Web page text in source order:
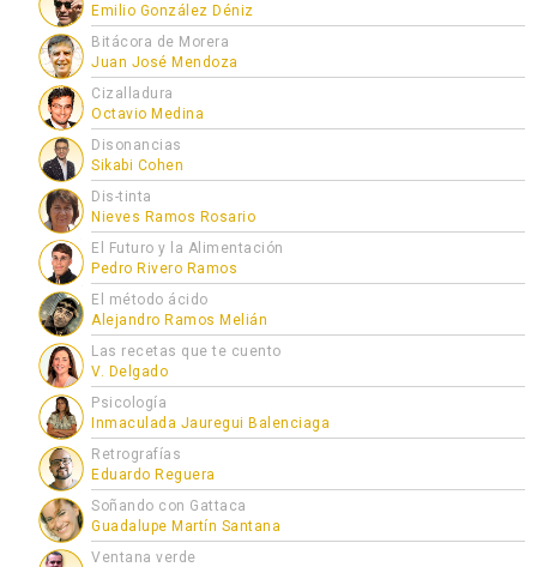
Emilio González Déniz
Bitácora de Morera
Juan José Mendoza
Cizalladura
Octavio Medina
Disonancias
Sikabi Cohen
Dis-tinta
Nieves Ramos Rosario
El Futuro y la Alimentación
Pedro Rivero Ramos
El método ácido
Alejandro Ramos Melián
Las recetas que te cuento
V. Delgado
Psicología
Inmaculada Jauregui Balenciaga
Retrografías
Eduardo Reguera
Soñando con Gattaca
Guadalupe Martín Santana
Ventana verde